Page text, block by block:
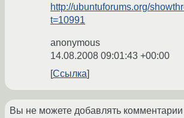
http://ubuntuforums.org/
t=10991
anonymous
14.08.2008 09:01:43 +00:00
Ссылка
Вы не можете добавлять комментарии